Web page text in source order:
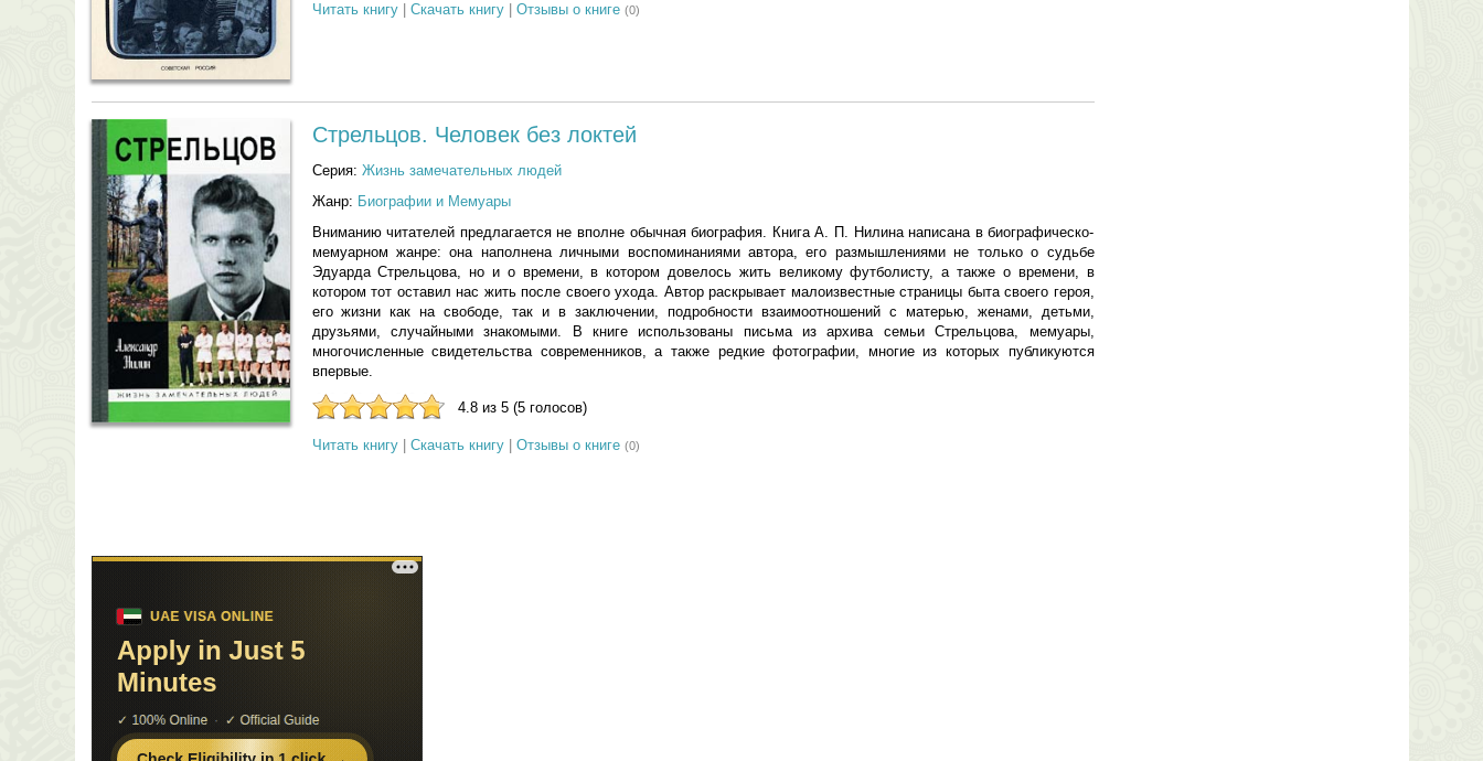
Читать книгу| Скачать книгу| Отзывы о книге (0)
Стрельцов. Человек без локтей
Серия: Жизнь замечательных людей
Жанр: Биографии и Мемуары
Вниманию читателей предлагается не вполне обычная биография. Книга А. П. Нилина написана в биографическо-
мемуарном жанре: она наполнена личными воспоминаниями автора, его размышлениями не только о судьбе
Эдуарда Стрельцова, но и о времени, в котором довелось жить великому футболисту, а также о времени, в
котором тот оставил нас жить после своего ухода. Автор раскрывает малоизвестные страницы быта своего героя,
его жизни как на свободе, так и в заключении, подробности взаимоотношений с матерью, женами, детьми,
друзьями, случайными знакомыми. В книге использованы письма из архива семьи Стрельцова, мемуары,
многочисленные свидетельства современников, а также редкие фотографии, многие из которых публикуются
впервые.
4.8 из 5 (5 голосов)
Читать книгу| Скачать книгу| Отзывы о книге (0)